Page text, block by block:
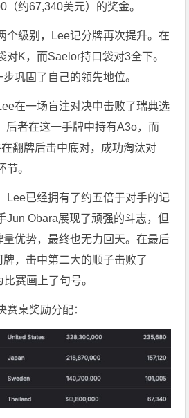
（约67,340美元）的奖金。
个级别，Lee记分牌再次提升。在
对K，而Saelor持口袋对3全下。
巩固了自己的领先地位。
在一场盲注对决中击败了瑞典选
后者在这一手牌中持有A3o，而
翻牌后击中底对，成功淘汰对
节。
Lee已经拥有了约五倍于对手的记
Jun Obara展现了顽强的斗志，但
优势，最终也无力回天。在最后
，击中第二大的顺子击败了
赛画上了句号。
赛桌奖励分配：